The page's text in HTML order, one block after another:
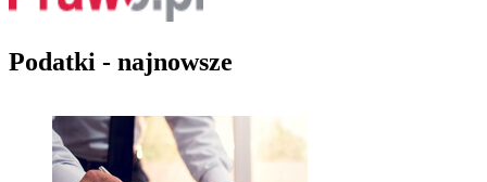
Podatki - najnowsze